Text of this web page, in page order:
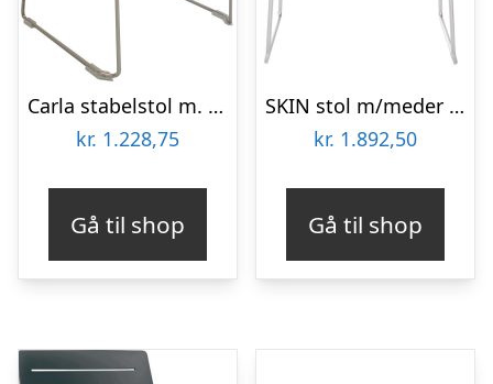
Carla stabelstol m. meder – Lys-grå
kr. 1.228,75
Gå til shop
SKIN stol m/meder – Hvid
kr. 1.892,50
Gå til shop